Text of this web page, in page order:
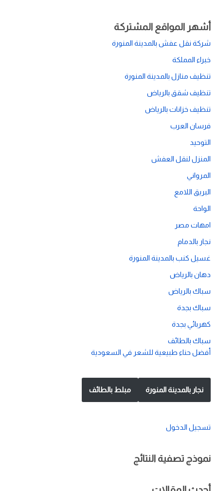
أشهر المواقع المشتركة
شركة نقل عفش بالمدينة المنورة
خبراء المملكة
تنظيف منازل بالمدينة المنورة
تنظيف شقق بالرياض
تنظيف خزانات بالرياض
فرسان العرب
التوحيد
المنزل لنقل العفش
المرواني
البريق اللامع
الواحة
امهات مصر
نجار بالدمام
غسيل كنب بالمدينة المنورة
دهان بالرياض
سباك بالرياض
سباك بجدة
كهربائي بجدة
سباك بالطائف
أفضل حناء طبيعية للشعر في السعودية
نجار بالمدينة المنورة مبلط بالطائف
تسجيل الدخول
نموذج تصفية النتائج